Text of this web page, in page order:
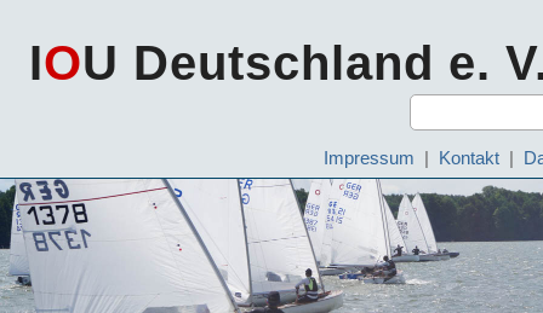
IOU Deutschland e.
Impressum | Kontakt |